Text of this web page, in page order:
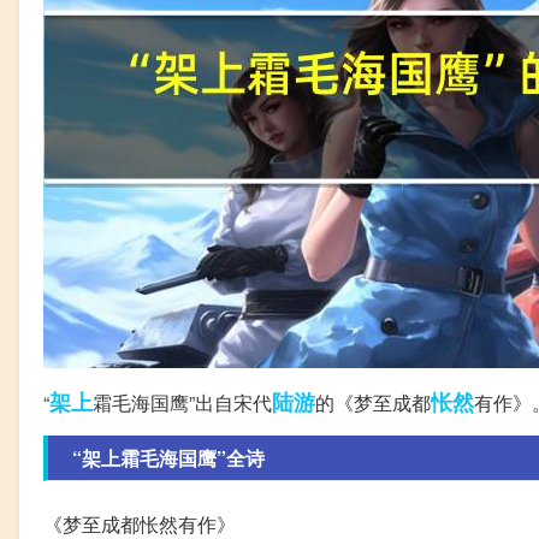
“架上霜毛海国鹰”出自宋代陆游的《梦至成都怅然有作》
“架上霜毛海国鹰”全诗
《梦至成都怅然有作》